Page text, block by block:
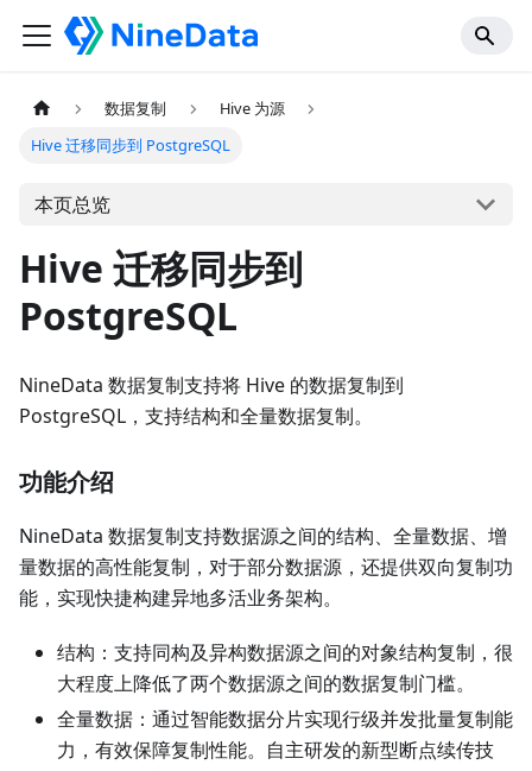
数据复制
Hive 为源
Hive 迁移同步到 PostgreSQL
本页总览
Hive 迁移同步到
PostgreSQL
NineData 数据复制支持将 Hive 的数据复制到
PostgreSQL，支持结构和全量数据复制。
功能介绍
NineData 数据复制支持数据源之间的结构、全量数据、增
量数据的高性能复制，对于部分数据源，还提供双向复制功
能，实现快捷构建异地多活业务架构。
结构：支持同构及异构数据源之间的对象结构复制，很
大程度上降低了两个数据源之间的数据复制门槛。
全量数据：通过智能数据分片实现行级并发批量复制能
力，有效保障复制性能。自主研发的新型断点续传技